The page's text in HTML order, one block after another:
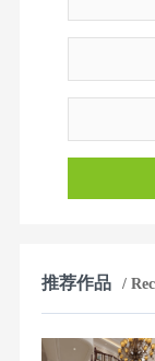
推荐作品 /